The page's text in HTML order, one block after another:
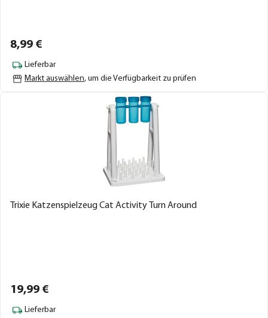
8,99 €
Lieferbar
Markt auswählen, um die Verfügbarkeit zu prüfen
Trixie Katzenspielzeug Cat Activity Turn Around
19,99 €
Lieferbar